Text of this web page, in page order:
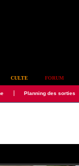
CULTE FORUM
Planning des sorties